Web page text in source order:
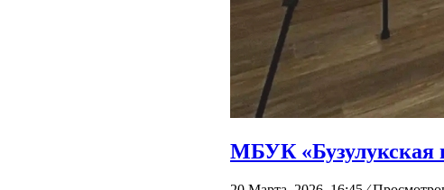
МБУК «Бузулукская